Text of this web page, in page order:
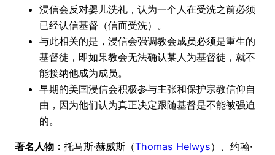
浸信会反对婴儿洗礼，认为一个人在受洗之前必须
已经认信基督（信而受洗）。
与此相关的是，浸信会强调教会成员必须是重生的
基督徒，即如果教会无法确认某人为基督徒，就不
能接纳他成为成员。
早期的美国浸信会积极参与主张和保护宗教信仰自
由，因为他们认为真正决定跟随基督是不能被强迫
的。
著名人物： 托马斯·赫威斯（Thomas Helwys）、约翰·